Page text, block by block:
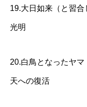
19.大日如来（と習
光明
20.白鳥となったヤ
天への復活